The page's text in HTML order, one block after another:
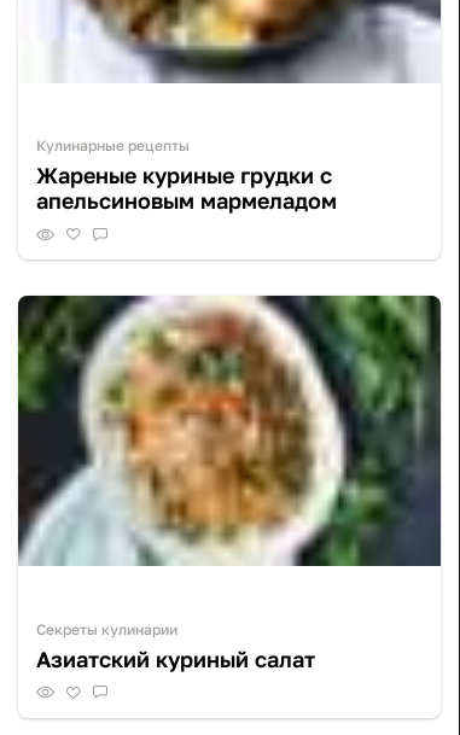
Кулинарные рецепты
Жареные куриные грудки с
апельсиновым мармеладом
Секреты кулинарии
Азиатский куриный салат